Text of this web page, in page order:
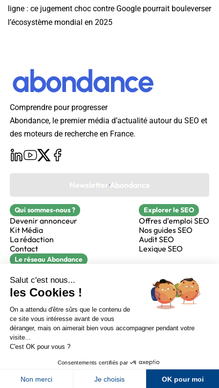
Sur LinkedIn Sur Youtube
Sur X Sur Facebook
Newsletter Abondance
ligne : ce jugement choc contre Google pourrait bouleverser
l’écosystème mondial en 2025
Comprendre pour progresser
Abondance, le premier média d’actualité autour du SEO et
des moteurs de recherche en France.
Newsletter Abondance
Qui sommes-nous ?
Devenir annonceur
Kit Média
La rédaction
Contact
Explorer le SEO
Offres d'emploi SEO
Nos guides SEO
Audit SEO
Lexique SEO
Le réseau Abondance
Réacteur
alfie formation
CGV
Confidentialité